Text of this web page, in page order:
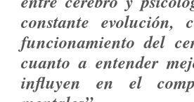
constante
funcionamiento del
cuanto a entender
influyen en el